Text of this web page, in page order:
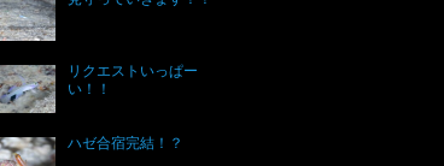
リクエストいっぱー
い！！
ハゼ合宿完結！？